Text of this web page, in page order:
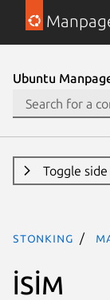
Ubuntu
Toggle
stonking
İSİM